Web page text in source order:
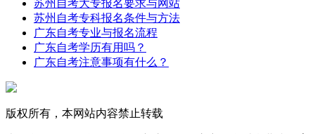
苏州自考大专报名要求与网站
苏州自考专科报名条件与方法
广东自考专业与报名流程
广东自考学历有用吗？
广东自考注意事项有什么？
版权所有，本网站内容禁止转载